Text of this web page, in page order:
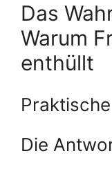
Das
Warum
enthüllt
Die